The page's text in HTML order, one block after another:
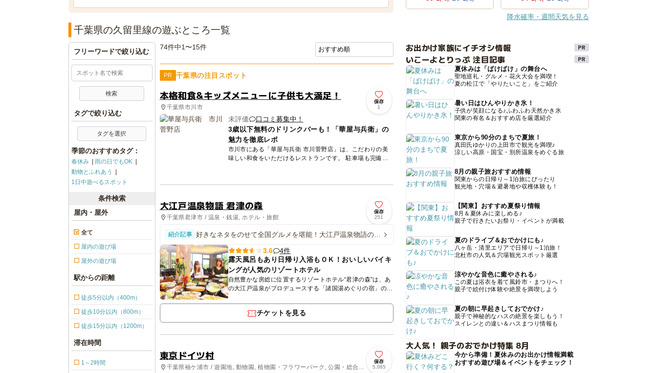
千葉県の久留里線の遊ぶところ一覧
74件中1〜15件
PR 千葉県の注目スポット
本格和食&キッズメニューに子供も大満足！
千葉県市川市
保存
1
未評価
口コミ募集中！
3歳以下無料のドリンクバーも！「華屋与兵衛」の
魅力を徹底レポ
市川市にある「華屋与兵衛 市川菅野店」は、こだわりの美
味しい和食をいただけるレストランです。 駐車場も完備さ
大江戸温泉物語 君津の森
千葉県君津市 / 温泉・銭湯, ホテル・旅館
保存
251
紹介記事
好きなネタをのせて全国グルメを堪能！大江戸温泉物語の
3.6
4件
露天風呂もあり日帰り入浴もＯＫ！おいしいバイキ
ングが人気のリゾートホテル
自然豊かな房総に位置するリゾートホテル“君津の森”は、あ
の大江戸温泉がプロデュースする「諸国湯めぐりの宿」のひ
とつ。 温泉施設はいわゆる人工温泉ですが、露天風呂もあ
り日...
チケットを見る
東京ドイツ村
千葉県袖ケ浦市 / 遊園地, 動物園, 植物園・フラワーパーク, 公園・総合公
保存
5,065
フリーワードで絞り込む
タグで絞り込む
タグを選択
季節のおすすめタグ：
春休み
雨の日でもOK
動物とふれあう
1日中遊べるスポット
条件検索
屋内・屋外
全て
屋内の遊び場
屋外の遊び場
駅からの距離
徒歩5分以内（400m）
徒歩10分以内（800m）
徒歩15分以内（1200m）
滞在時間
1～2時間
降水確率・週間天気を見る
お出かけ家族にイチオシ情報
いこーよとりっぷ 注目記事
夏休みは「ばけばけ」の舞台へ
聖地巡礼・グルメ・花火大会を満喫！
夏の松江で「やりたいこと」をご紹介
暑い日はひんやりかき氷！
子供が笑顔になる♪ふわふわ天然かき氷
関東の有名＆おすすめ店を厳選紹介
東京から90分のまちで夏旅！
真田氏ゆかりの上田市で観光を満喫♪
涼しい高原・国宝・別所温泉をめぐる旅
8月の親子旅おすすめ情報
関東からの日帰り～1泊旅にぴったり
観光地・穴場＆避暑地や収穫体験も！
【関東】おすすめ夏祭り情報
8月＆夏休みに楽しめる♪
親子で行きたいお祭り・イベントが満載
夏のドライブ＆おでかけにも♪
八ヶ岳・清里エリアで日帰り～1泊旅！
北杜市の人気＆穴場観光スポット厳選
涼やかな音色に癒やされる♪
この夏は浴衣を着て風鈴市・まつりへ！
親子で絵付け体験や絶景を満喫しよう
夏の朝に早起きしておでかけ♪
親子で神秘的なハスの絶景を楽しもう！
スイレンとの違い＆ハスまつり情報も
大人気！ 親子のおでかけ特集 8月
今から準備！夏休みのお出かけ情報満載
おすすめ遊び場＆イベントをチェック！